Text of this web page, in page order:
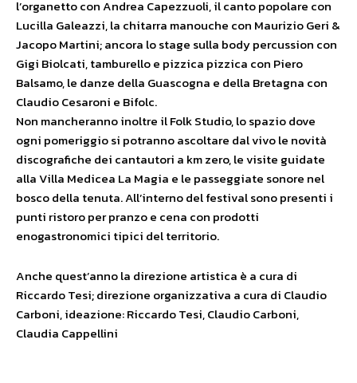
l’organetto con Andrea Capezzuoli, il canto popolare con
Lucilla Galeazzi, la chitarra manouche con Maurizio Geri &
Jacopo Martini; ancora lo stage sulla body percussion con
Gigi Biolcati, tamburello e pizzica pizzica con Piero
Balsamo, le danze della Guascogna e della Bretagna con
Claudio Cesaroni e Bifolc.
Non mancheranno inoltre il Folk Studio, lo spazio dove
ogni pomeriggio si potranno ascoltare dal vivo le novità
discografiche dei cantautori a km zero, le visite guidate
alla Villa Medicea La Magia e le passeggiate sonore nel
bosco della tenuta. All’interno del festival sono presenti i
punti ristoro per pranzo e cena con prodotti
enogastronomici tipici del territorio.
Anche quest’anno la direzione artistica è a cura di
Riccardo Tesi; direzione organizzativa a cura di Claudio
Carboni, ideazione: Riccardo Tesi, Claudio Carboni,
Claudia Cappellini